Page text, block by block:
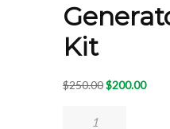
Kit
$250.00El
$200.00El
Generator